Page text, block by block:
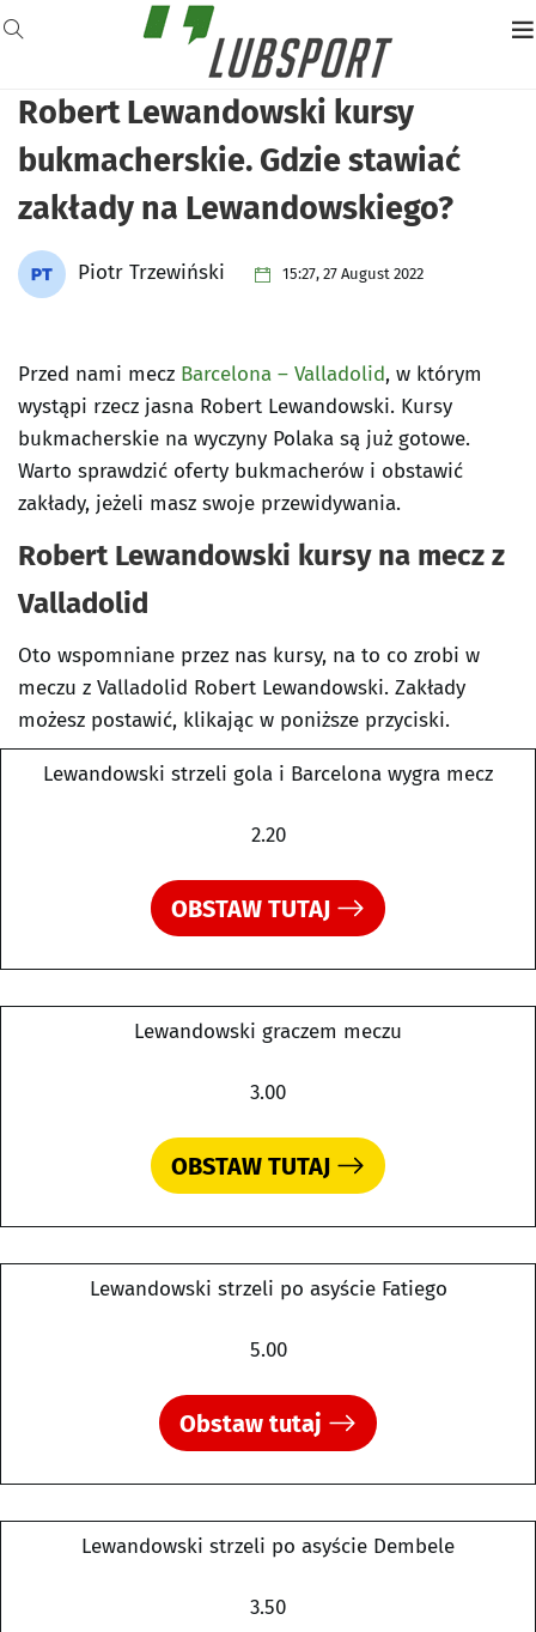
Robert Lewandowski kursy
bukmacherskie. Gdzie stawiać
zakłady na Lewandowskiego?
Piotr Trzewiński 15:27, 27 August 2022
Przed nami mecz Barcelona – Valladolid, w którym
wystąpi rzecz jasna Robert Lewandowski. Kursy
bukmacherskie na wyczyny Polaka są już gotowe.
Warto sprawdzić oferty bukmacherów i obstawić
zakłady, jeżeli masz swoje przewidywania.
Robert Lewandowski kursy na mecz z
Valladolid
Oto wspomniane przez nas kursy, na to co zrobi w
meczu z Valladolid Robert Lewandowski. Zakłady
możesz postawić, klikając w poniższe przyciski.
Lewandowski strzeli gola i Barcelona wygra mecz
2.20
OBSTAW TUTAJ
Lewandowski graczem meczu
3.00
OBSTAW TUTAJ
Lewandowski strzeli po asyście Fatiego
5.00
Obstaw tutaj
Lewandowski strzeli po asyście Dembele
3.50